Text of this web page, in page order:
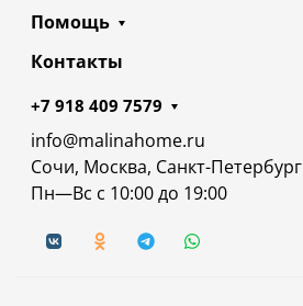
Помощь
Контакты
+7 918 409 7579
info@malinahome.ru
Сочи, Москва, Санкт-Петербург
Пн—Вс с 10:00 до 19:00